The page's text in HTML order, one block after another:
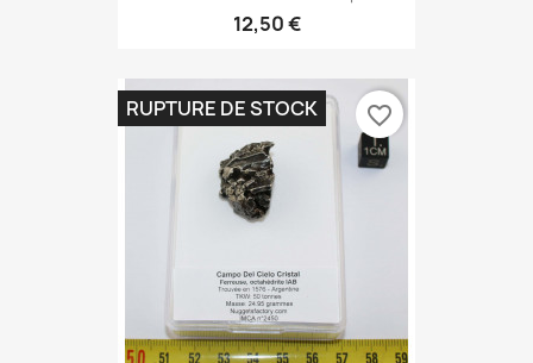
12,50 €
RUPTURE DE STOCK favorite_border